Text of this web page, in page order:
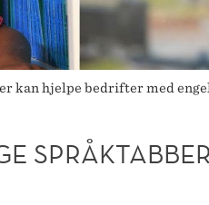
hjelpe bedrifter med